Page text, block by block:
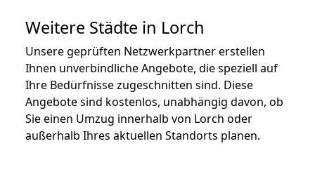
Weitere Städte in Lorch
Unsere geprüften Netzwerkpartner erstellen
Ihnen unverbindliche Angebote, die speziell auf
Ihre Bedürfnisse zugeschnitten sind. Diese
Angebote sind kostenlos, unabhängig davon, ob
Sie einen Umzug innerhalb von Lorch oder
außerhalb Ihres aktuellen Standorts planen.